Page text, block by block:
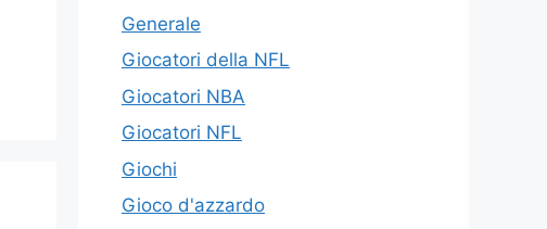
Generale
Giocatori della NFL
Giocatori NBA
Giocatori NFL
Giochi
Gioco d'azzardo